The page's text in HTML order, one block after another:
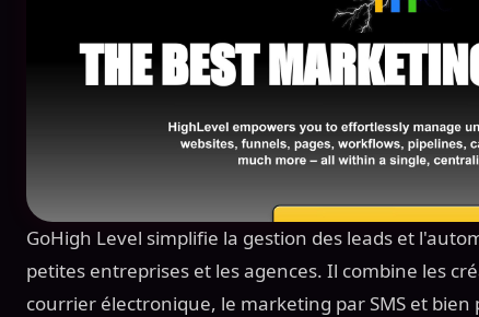
GoHigh Level simplifie la gestion des leads et
petites entreprises et les agences. Il combine les
courrier électronique, le marketing par SMS et bien